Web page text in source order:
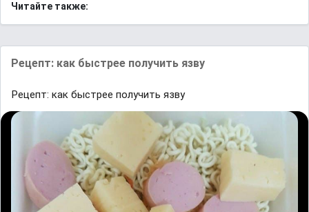
Читайте также:
Рецепт: как быстрее получить язву
Рецепт: как быстрее получить язву